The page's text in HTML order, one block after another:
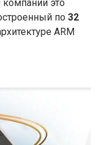
это
по 32
ARM